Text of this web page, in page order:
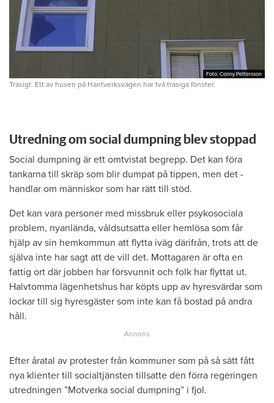
Foto: Conny Pettersson
Foto: Conny Pettersson
Trasigt. Ett av husen på Hantverksvägen har två trasiga fönster.
Utredning om social dumpning blev stoppad
Social dumpning är ett omtvistat begrepp. Det kan föra
tankarna till skräp som blir dumpat på tippen, men det ­
handlar om människor som har rätt till stöd.
Det kan vara personer med missbruk eller psykosociala
problem, nyanlända, våldsutsatta eller hemlösa som får
hjälp av sin hemkommun att flytta iväg därifrån, trots att de
själva inte har sagt att de vill det. Mottagaren är ofta en
fattig ort där jobben har försvunnit och folk har flyttat ut.
Halvtomma lägenhetshus har köpts upp av hyresvärdar som
lockar till sig hyresgäster som inte kan få bostad på andra
håll.
Efter åratal av protester från kommuner som på så sätt fått
nya klienter till socialtjänsten tillsatte den ­förra ­regeringen
utredningen ”Motverka ­social dumpning” i fjol.